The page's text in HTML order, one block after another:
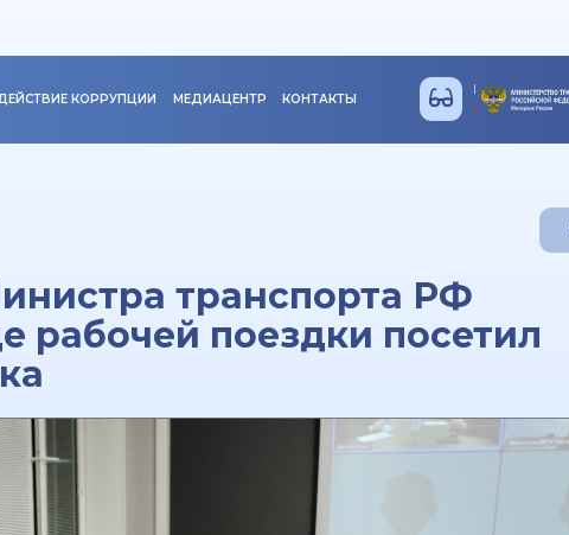
КОРРУПЦИИ МЕДИАЦЕНТР КОНТАКТЫ
транспорта РФ
рабочей поездки посетил